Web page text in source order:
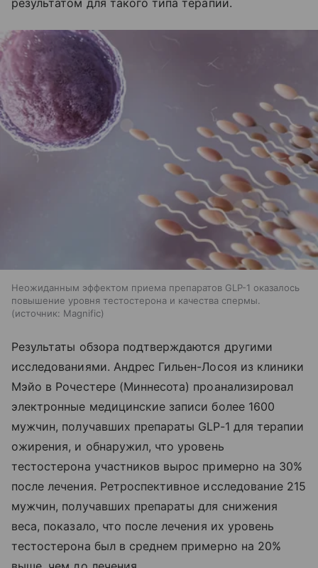
результатом для такого типа терапии.
Неожиданным эффектом приема препаратов GLP-1 оказалось
повышение уровня тестостерона и качества спермы.
источник: Magnific
Результаты обзора подтверждаются другими
исследованиями. Андрес Гильен-Лосоя из клиники
Мэйо в Рочестере (Миннесота) проанализировал
электронные медицинские записи более 1600
мужчин, получавших препараты GLP-1 для терапии
ожирения, и обнаружил, что уровень
тестостерона участников вырос примерно на 30%
после лечения. Ретроспективное исследование 215
мужчин, получавших препараты для снижения
веса, показало, что после лечения их уровень
тестостерона был в среднем примерно на 20%